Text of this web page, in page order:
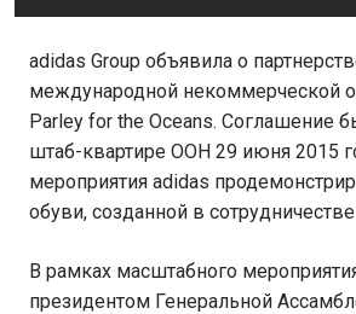
adidas Group объявила о
международной некоммерческой
Parley for the Oceans. Соглашение
штаб-квартире ООН 29 июня 2015
мероприятия adidas
обуви, созданной в
В рамках масштабного
президентом Генеральной